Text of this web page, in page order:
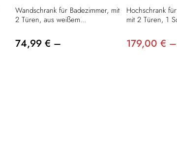
Wandschrank für Badezimmer, mit
2 Türen, aus weißem...
74,99 € –
Hochschrank
mit 2 Türen, 1
179,00 € –